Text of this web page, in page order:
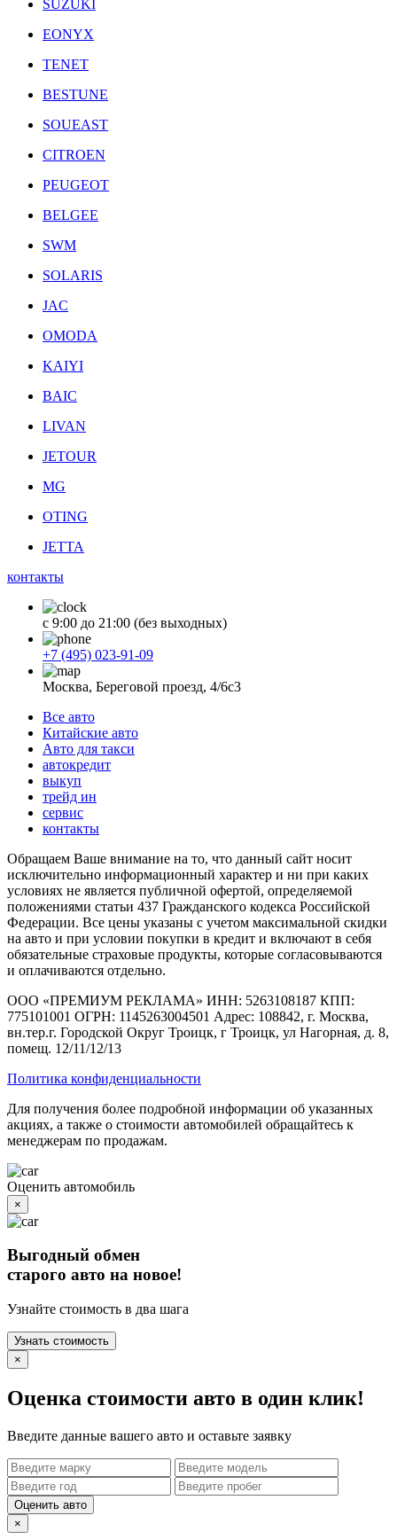
SUZUKI
EONYX
TENET
BESTUNE
SOUEAST
CITROEN
PEUGEOT
BELGEE
SWM
SOLARIS
JAC
OMODA
KAIYI
BAIC
LIVAN
JETOUR
MG
OTING
JETTA
контакты
с 9:00 до 21:00 (без выходных)
+7 (495) 023-91-09
Москва, Береговой проезд, 4/6с3
Все авто
Китайские авто
Авто для такси
автокредит
выкуп
трейд ин
сервис
контакты
Обращаем Ваше внимание на то, что данный сайт носит
исключительно информационный характер и ни при каких
условиях не является публичной офертой, определяемой
положениями статьи 437 Гражданского кодекса Российской
Федерации. Все цены указаны с учетом максимальной скидки
на авто и при условии покупки в кредит и включают в себя
обязательные страховые продукты, которые согласовываются
и оплачиваются отдельно.
ООО «ПРЕМИУМ РЕКЛАМА» ИНН: 5263108187 КПП:
775101001 ОГРН: 1145263004501 Адрес: 108842, г. Москва,
вн.тер.г. Городской Округ Троицк, г Троицк, ул Нагорная, д. 8,
помещ. 12/11/12/13
Политика конфиденциальности
Для получения более подробной информации об указанных
акциях, а также о стоимости автомобилей обращайтесь к
менеджерам по продажам.
Оценить автомобиль
×
Выгодный обмен
старого авто на новое!
Узнайте стоимость в два шага
Узнать стоимость
×
Оценка стоимости авто в один клик!
Введите данные вашего авто и оставьте заявку
Оценить авто
×